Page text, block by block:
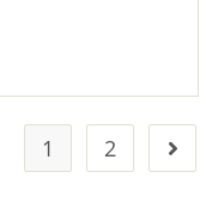
1 2 Go